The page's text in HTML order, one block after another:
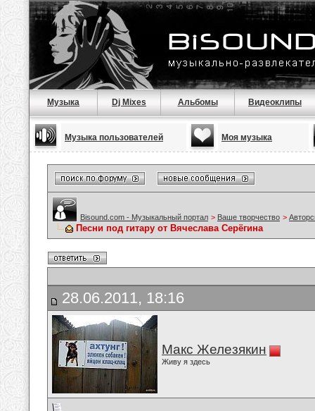
Музыка Dj Mixes Альбомы Видеоклипы
Музыка пользователей Моя музыка
Bisound.com - Музыкальный портал > Ваше творчество >
Песни под гитару от Вячеслава Серёгина
28.06.2011, 18:16
Макс Железякин
Живу я здесь